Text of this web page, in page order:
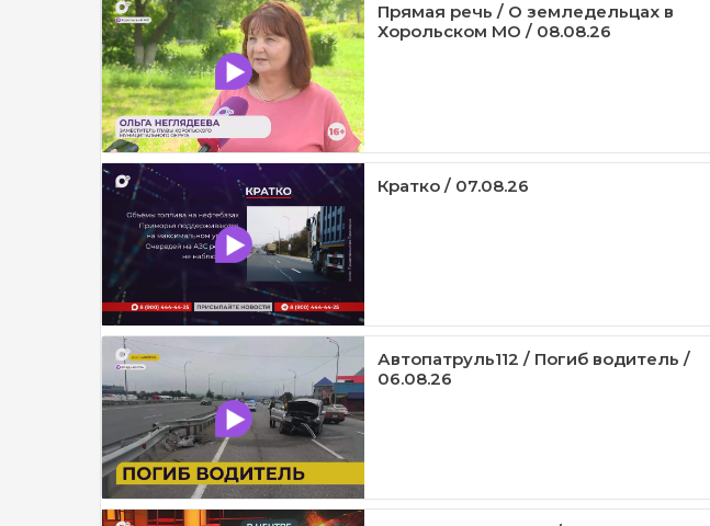
Прямая речь / О земледельцах в
Хорольском МО / 08.08.26
Кратко / 07.08.26
Автопатруль112 / Погиб водитель /
06.08.26